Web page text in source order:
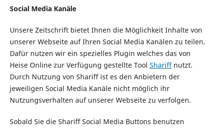
Social Media Kanäle
Unsere Zeitschrift bietet Ihnen die Möglichkeit Inhalte von
unserer Webseite auf Ihren Social Media Kanälen zu teilen.
Dafür nutzen wir ein spezielles Plugin welches das von
Heise Online zur Verfügung gestellte Tool Shariffnutzt.
Durch Nutzung von Shariff ist es den Anbietern der
jeweiligen Social Media Kanäle nicht möglich ihr
Nutzungsverhalten auf unserer Webseite zu verfolgen.
Sobald Sie die Shariff Social Media Buttons benutzen